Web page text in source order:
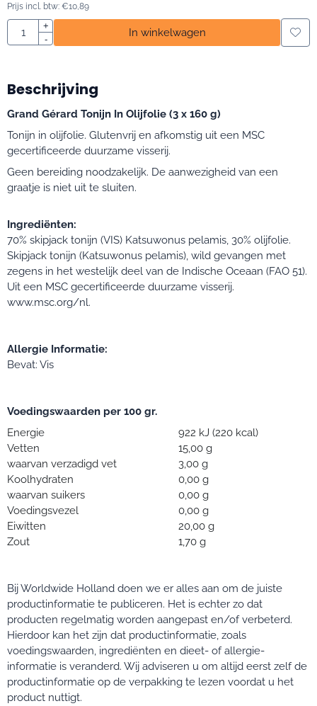
Prijs incl. btw: €10,89
Aantal
+
-
In winkelwagen
Beschrijving
Grand Gérard Tonijn In Olijfolie (3 x 160 g)
Tonijn in olijfolie. Glutenvrij en afkomstig uit een MSC
gecertificeerde duurzame visserij.
Geen bereiding noodzakelijk. De aanwezigheid van een
graatje is niet uit te sluiten.
Ingrediënten:
70% skipjack tonijn (VIS) Katsuwonus pelamis, 30% olijfolie.
Skipjack tonijn (Katsuwonus pelamis), wild gevangen met
zegens in het westelijk deel van de Indische Oceaan (FAO 51).
Uit een MSC gecertificeerde duurzame visserij.
www.msc.org/nl.
Allergie Informatie:
Bevat: Vis
Voedingswaarden per 100 gr.
Energie
922 kJ (220 kcal)
Vetten
15,00 g
waarvan verzadigd vet
3,00 g
Koolhydraten
0,00 g
waarvan suikers
0,00 g
Voedingsvezel
0,00 g
Eiwitten
20,00 g
Zout
1,70 g
Bij Worldwide Holland doen we er alles aan om de juiste
productinformatie te publiceren. Het is echter zo dat
producten regelmatig worden aangepast en/of verbeterd.
Hierdoor kan het zijn dat productinformatie, zoals
voedingswaarden, ingrediënten en dieet- of allergie-
informatie is veranderd. Wij adviseren u om altijd eerst zelf de
productinformatie op de verpakking te lezen voordat u het
product nuttigt.